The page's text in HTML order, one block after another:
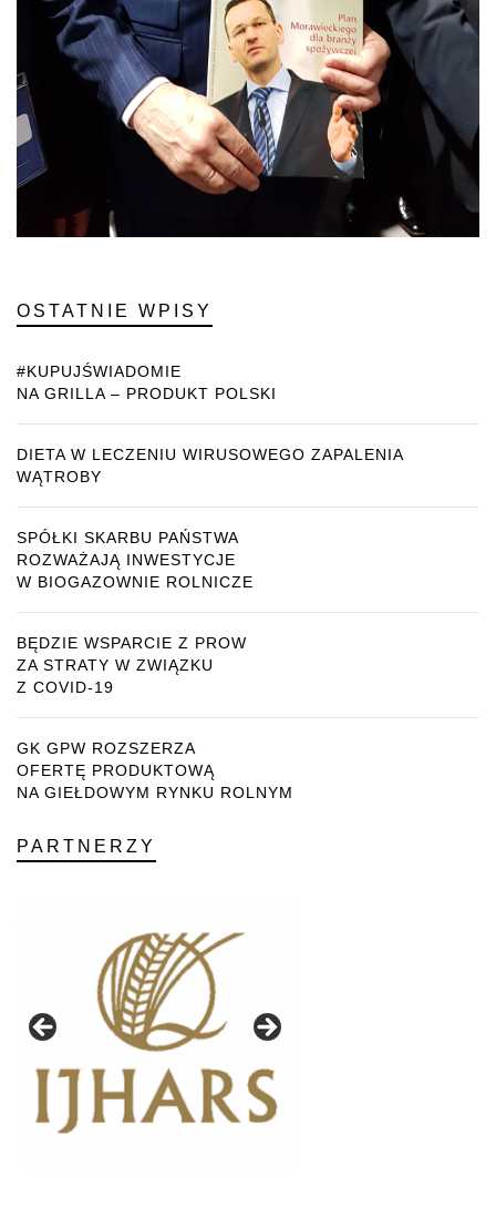
OSTATNIE WPISY
#KUPUJŚWIADOMIE
NA GRILLA – PRODUKT POLSKI
DIETA W LECZENIU WIRUSOWEGO ZAPALENIA
WĄTROBY
SPÓŁKI SKARBU PAŃSTWA
ROZWAŻAJĄ INWESTYCJE
W BIOGAZOWNIE ROLNICZE
BĘDZIE WSPARCIE Z PROW
ZA STRATY W ZWIĄZKU
Z COVID-19
GK GPW ROZSZERZA
OFERTĘ PRODUKTOWĄ
NA GIEŁDOWYM RYNKU ROLNYM
PARTNERZY